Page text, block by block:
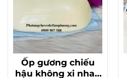
Ốp gương chiếu
hậu không xi nhan